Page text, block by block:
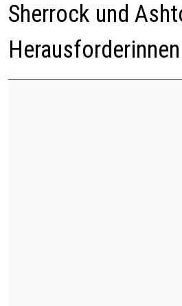
Sherrock und
Herausforderinnen